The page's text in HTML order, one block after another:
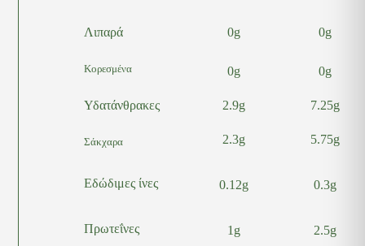
Λιπαρά
Κορεσμένα
Υδατάνθρακες
Σάκχαρα
Εδώδιμες ίνες
Πρωτεΐνες
0g
0g
2.9g
2.3g
0.12g
1g
0g
0g
7.25g
5.75g
0.3g
2.5g